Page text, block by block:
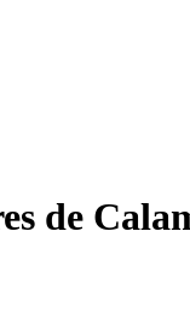
de